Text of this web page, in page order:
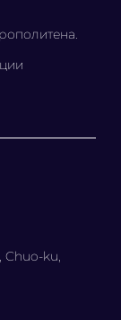
Chuo-ku,